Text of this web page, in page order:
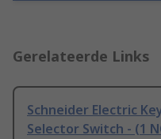
Gerelateerde Links
Schneider Electric
Selector Switch - (1